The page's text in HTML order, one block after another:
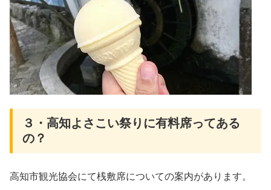
３・高知よさこい祭りに有料席ってある
の？
高知市観光協会にて桟敷席についての案内があります。